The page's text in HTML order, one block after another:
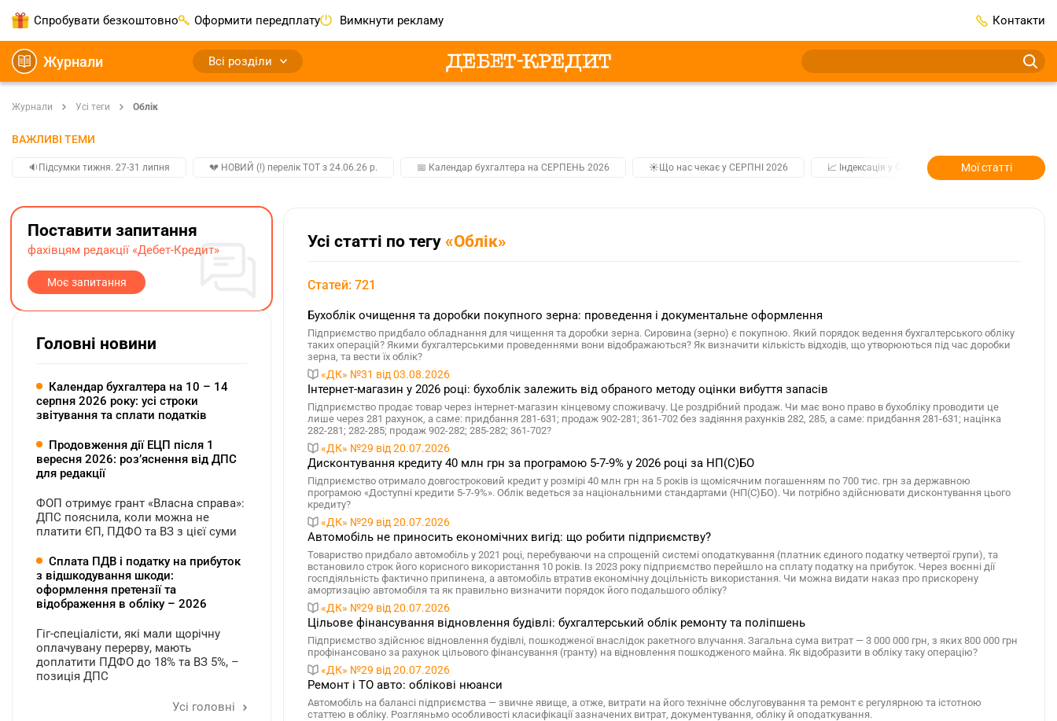
Спробувати безкоштовно Оформити передплату Вимкнути рекламу Контакти
Журнали Всі розділи
Журнали Усі теги Облік
ВАЖЛИВІ ТЕМИ
🔉Підсумки тижня. 27-31 липня 💔 НОВИЙ (!) перелік ТОТ з 24.06.26 р. 📅 Календар бухгалтера на СЕРПЕНЬ 2026 ☀️Що нас чекає у СЕРПНІ 2026 📈 Індексація у СЕРПНІ 2️⃣0️⃣2️⃣7️⃣ Усі
Мої статті
Усі статті по тегу «Облік»
Статей: 721
Бухоблік очищення та доробки покупного зерна: проведення і документальне оформлення
Підприємство придбало обладнання для чищення та доробки зерна. Сировина (зерно) є покупною. Який порядок ведення бухгалтерського обліку
таких операцій? Якими бухгалтерськими проведеннями вони відображаються? Як визначити кількість відходів, що утворюються під час доробки
зерна, та вести їх облік?
«ДК» №31 від 03.08.2026
Інтернет-магазин у 2026 році: бухоблік залежить від обраного методу оцінки вибуття запасів
Підприємство продає товар через інтернет-магазин кінцевому споживачу. Це роздрібний продаж. Чи має воно право в бухобліку проводити це
лише через 281 рахунок, а саме: придбання 281-631; продаж 902-281; 361-702 без задіяння рахунків 282, 285, а саме: придбання 281-631; націнка
282-281; 282-285; продаж 902-282; 285-282; 361-702?
«ДК» №29 від 20.07.2026
Дисконтування кредиту 40 млн грн за програмою 5-7-9% у 2026 році за НП(С)БО
Підприємство отримало довгостроковий кредит у розмірі 40 млн грн на 5 років із щомісячним погашенням по 700 тис. грн за державною
програмою «Доступні кредити 5-7-9%». Облік ведеться за національними стандартами (НП(С)БО). Чи потрібно здійснювати дисконтування цього
кредиту?
«ДК» №29 від 20.07.2026
Автомобіль не приносить економічних вигід: що робити підприємству?
Товариство придбало автомобіль у 2021 році, перебуваючи на спрощеній системі оподаткування (платник єдиного податку четвертої групи), та
встановило строк його корисного використання 10 років. Із 2023 року підприємство перейшло на сплату податку на прибуток. Через воєнні дії
госпдіяльність фактично припинена, а автомобіль втратив економічну доцільність використання. Чи можна видати наказ про прискорену
амортизацію автомобіля та як правильно визначити порядок його подальшого обліку?
«ДК» №29 від 20.07.2026
Цільове фінансування відновлення будівлі: бухгалтерський облік ремонту та поліпшень
Підприємство здійснює відновлення будівлі, пошкодженої внаслідок ракетного влучання. Загальна сума витрат — 3 000 000 грн, з яких 800 000 грн
профінансовано за рахунок цільового фінансування (гранту) на відновлення пошкодженого майна. Як відобразити в обліку таку операцію?
«ДК» №29 від 20.07.2026
Ремонт і ТО авто: облікові нюанси
Автомобіль на балансі підприємства — звичне явище, а отже, витрати на його технічне обслуговування та ремонт є регулярною та істотною
статтею в обліку. Розгляньмо особливості класифікації зазначених витрат, документування, обліку й оподаткування.
Поставити запитання
фахівцям редакції «Дебет-Кредит»
Моє запитання
Головні новини
Календар бухгалтера на 10 – 14
серпня 2026 року: усі строки
звітування та сплати податків
Продовження дії ЕЦП після 1
вересня 2026: розʼяснення від ДПС
для редакції
ФОП отримує грант «Власна справа»:
ДПС пояснила, коли можна не
платити ЄП, ПДФО та ВЗ з цієї суми
Сплата ПДВ і податку на прибуток
з відшкодування шкоди:
оформлення претензії та
відображення в обліку – 2026
Гіг-спеціалісти, які мали щорічну
оплачувану перерву, мають
доплатити ПДФО до 18% та ВЗ 5%, –
позиція ДПС
Усі головні